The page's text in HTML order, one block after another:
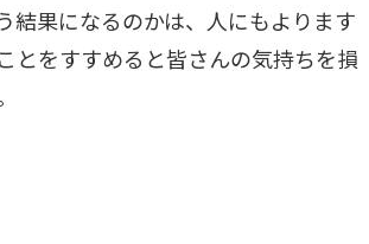
結果になるのかは、人にもよります
とをすすめると皆さんの気持ちを損